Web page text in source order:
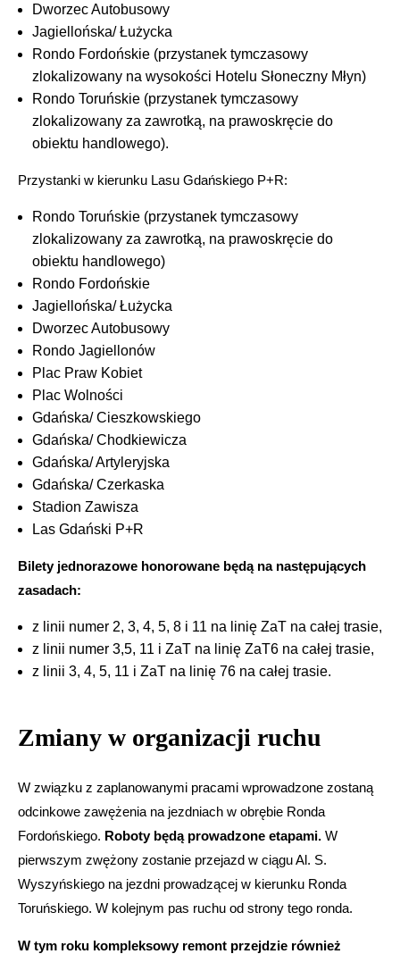
Dworzec Autobusowy
Jagiellońska/ Łużycka
Rondo Fordońskie (przystanek tymczasowy
zlokalizowany na wysokości Hotelu Słoneczny Młyn)
Rondo Toruńskie (przystanek tymczasowy
zlokalizowany za zawrotką, na prawoskręcie do
obiektu handlowego).
Przystanki w kierunku Lasu Gdańskiego P+R:
Rondo Toruńskie (przystanek tymczasowy
zlokalizowany za zawrotką, na prawoskręcie do
obiektu handlowego)
Rondo Fordońskie
Jagiellońska/ Łużycka
Dworzec Autobusowy
Rondo Jagiellonów
Plac Praw Kobiet
Plac Wolności
Gdańska/ Cieszkowskiego
Gdańska/ Chodkiewicza
Gdańska/ Artyleryjska
Gdańska/ Czerkaska
Stadion Zawisza
Las Gdański P+R
Bilety jednorazowe honorowane będą na następujących
zasadach:
z linii numer 2, 3, 4, 5, 8 i 11 na linię ZaT na całej trasie,
z linii numer 3,5, 11 i ZaT na linię ZaT6 na całej trasie,
z linii 3, 4, 5, 11 i ZaT na linię 76 na całej trasie.
Zmiany w organizacji ruchu
W związku z zaplanowanymi pracami wprowadzone zostaną
odcinkowe zawężenia na jezdniach w obrębie Ronda
Fordońskiego. Roboty będą prowadzone etapami. W
pierwszym zwężony zostanie przejazd w ciągu Al. S.
Wyszyńskiego na jezdni prowadzącej w kierunku Ronda
Toruńskiego. W kolejnym pas ruchu od strony tego ronda.
W tym roku kompleksowy remont przejdzie również